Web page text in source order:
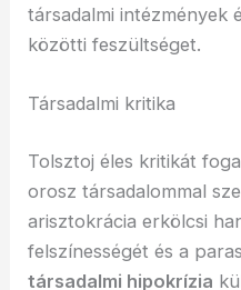
társadalmi intézmények
közötti feszültséget.
Társadalmi kritika
Tolsztoj éles kritikát
orosz társadalommal
arisztokrácia erkölcsi
felszínességét és a
társadalmi hipokrízia